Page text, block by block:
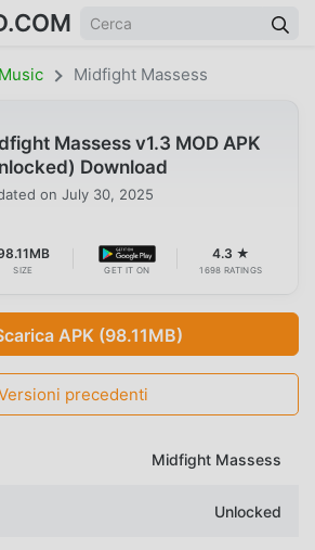
Music Midfight Massess
Massess v1.3 MOD APK
Download
on July 30, 2025
SIZE GET IT ON
4.3 ★
1698 RATINGS
APK (98.11MB)
precedenti
Midfight Massess
Unlocked